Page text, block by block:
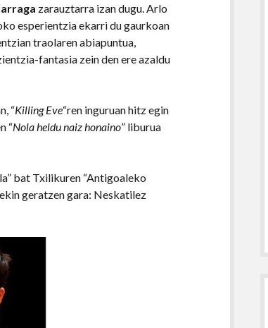
zarauztarra izan dugu. Arlo
esperientzia ekarri du gaurkoan
traolaren abiapuntua,
fantasia zein den ere azaldu
“Killing Eve“ren inguruan hitz egin
“Nola heldu naiz honaino” liburua
bat Txilikuren “Antigoaleko
geratzen gara: Neskatilez